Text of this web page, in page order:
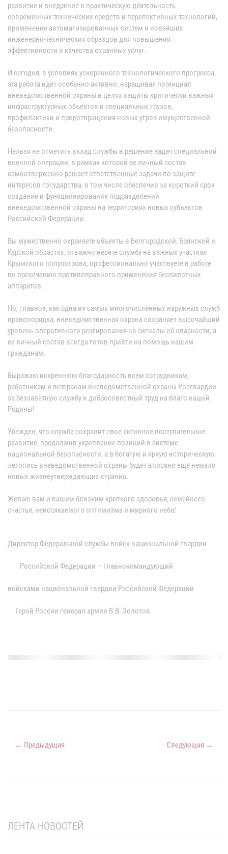
развитие и внедрение в практическую деятельность
современных технических средств и перспективных технологий,
применение автоматизированных систем и новейших
инженерно-технических образцов для повышения
эффективности и качества охранных услуг.
И сегодня, в условиях ускоренного технологического прогресса,
эта работа идет особенно активно, наращивая потенциал
вневедомственной охраны в целях защиты критически важных
инфраструктурных объектов и специальных грузов,
профилактики и предотвращения новых угроз имущественной
безопасности.
Нельзя не отметить вклад службы в решение задач специальной
военной операции, в рамках которой ее личный состав
самоотверженно решает ответственные задачи по защите
интересов государства, в том числе обеспечив за короткий срок
создание и функционирование подразделений
вневедомственной охраны на территориях новых субъектов
Российской Федерации.
Вы мужественно охраняете объекты в Белгородской, Брянской и
Курской областях, отважно несете службу на важных участках
Крымского полуострова, профессионально участвуете в работе
по пресечению противоправного применения беспилотных
аппаратов.
Но, главное, как одна из самых многочисленных наружных служб
правопорядка, вневедомственная охрана сохраняет высочайший
уровень оперативного реагирования на сигналы об опасности, а
ее личный состав всегда готов прийти на помощь нашим
гражданам.
Выражаю искреннюю благодарность всем сотрудникам,
работникам и ветеранам вневедомственной охраны Росгвардии
за беззаветную службу и добросовестный труд на благо нашей
Родины!
Убежден, что служба сохранит свое активное поступательное
развитие, продолжив укрепление позиций в системе
национальной безопасности, а в богатую и яркую историческую
летопись вневедомственной охраны будет вписано еще немало
новых жизнеутверждающих страниц.
Желаю вам и вашим близким крепкого здоровья, семейного
счастья, неиссякаемого оптимизма и мирного неба!
Директор Федеральной службы войск национальной гвардии
Российской Федерации – главнокомандующий
войсками национальной гвардии Российской Федерации
Герой России генерал армии В.В. Золотов
← Предыдущая Следующая →
ЛЕНТА НОВОСТЕЙ